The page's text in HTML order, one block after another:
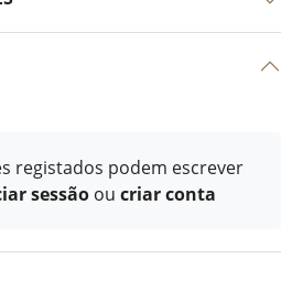
registados podem escrever
sessão ou criar conta